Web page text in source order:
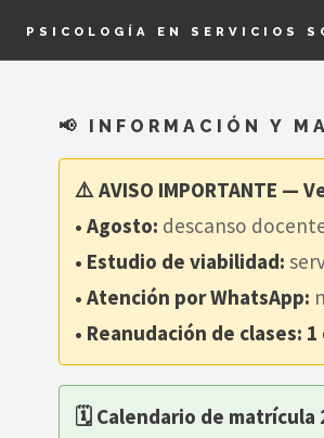
PSICOLOGÍA EN SERVICIOS
📢 INFORMACIÓN Y
⚠️ AVISO IMPORTANTE —
• Agosto: descanso
• Estudio de viabilidad:
• Atención por WhatsApp:
• Reanudación de clases: 1
🗓️ Calendario de matrícula